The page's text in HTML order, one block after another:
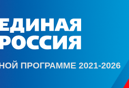
ПРОГРАММЕ 2021-2026